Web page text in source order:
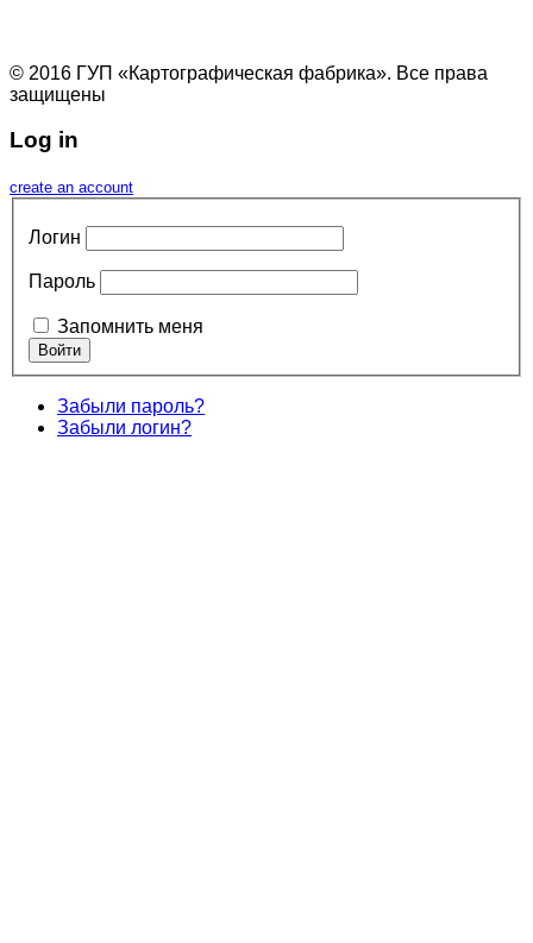
© 2016 ГУП «Картографическая фабрика». Все права
защищены
Log in
create an account
Логин
Пароль
Запомнить меня
Забыли пароль?
Забыли логин?